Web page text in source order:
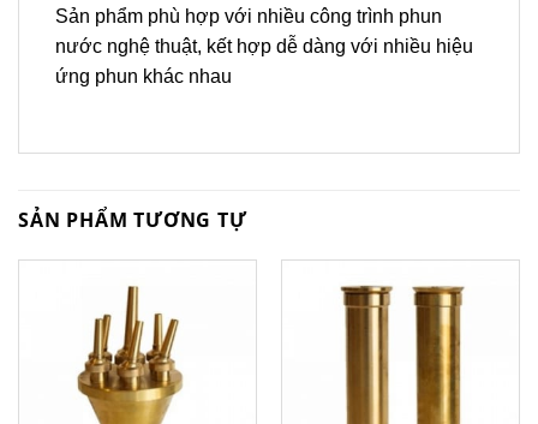
Sản phẩm phù hợp với nhiều công trình phun
nước nghệ thuật, kết hợp dễ dàng với nhiều hiệu
ứng phun khác nhau
SẢN PHẨM TƯƠNG TỰ